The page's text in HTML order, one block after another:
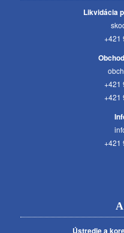
Likvidácia
+421
+421
+421
+421
Ústredie a